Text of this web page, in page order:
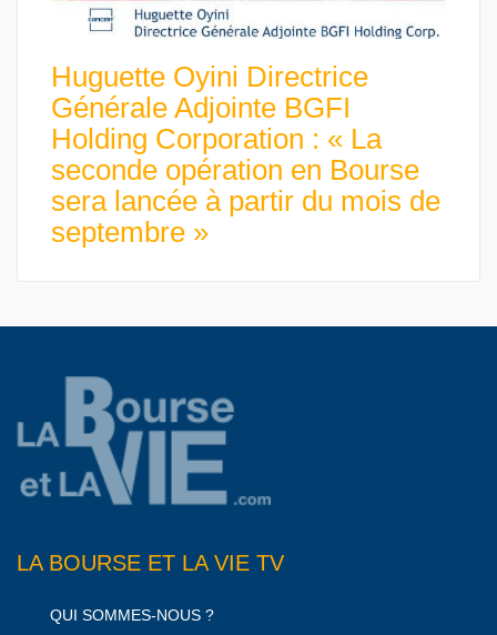
Huguette Oyini Directrice
Générale Adjointe BGFI
Holding Corporation : « La
seconde opération en Bourse
sera lancée à partir du mois de
septembre »
LA BOURSE ET LA VIE TV
QUI SOMMES-NOUS ?